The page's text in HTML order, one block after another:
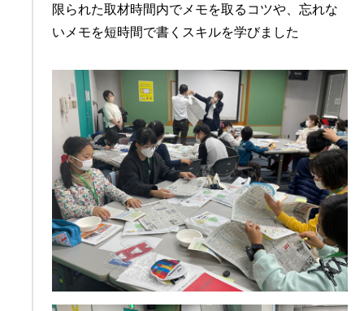
限られた取材時間内でメモを取るコツや、忘れな
いメモを短時間で書くスキルを学びました